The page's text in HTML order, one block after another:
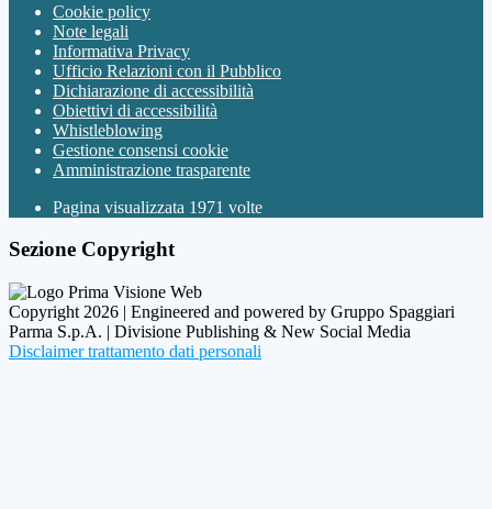
Cookie policy
Note legali
Informativa Privacy
Ufficio Relazioni con il Pubblico
Dichiarazione di accessibilità
Obiettivi di accessibilità
Whistleblowing
Gestione consensi cookie
Amministrazione trasparente
Pagina visualizzata 1971 volte
Sezione Copyright
Copyright 2026 | Engineered and powered by Gruppo Spaggiari
Parma S.p.A. | Divisione Publishing & New Social Media
Disclaimer trattamento dati personali